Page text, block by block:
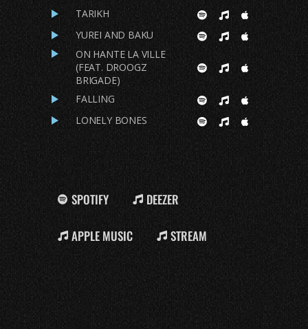
TARIKH
YUREI AND BAKU
ON HANTE LA VILLE
(FEAT. DROOGZ
BRIGADE)
FALLING
LONELY BONES
SPOTIFY DEEZER
APPLE MUSIC STREAM